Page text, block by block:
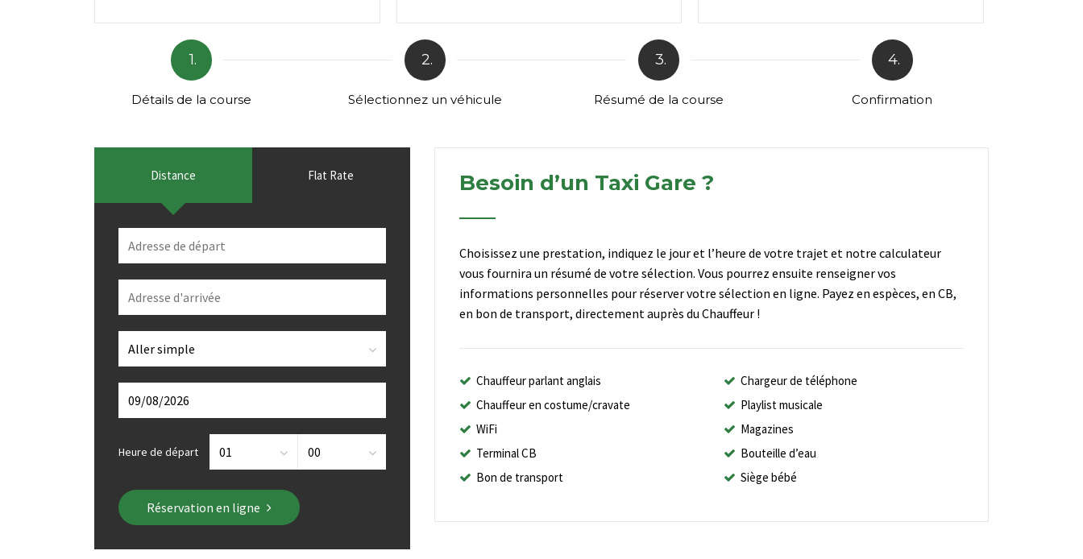
1.
Détails de la course
2.
Sélectionnez un véhicule
3.
Résumé de la course
4.
Confirmation
Distance Flat Rate
Heure de départ
Réservation en ligne
Besoin d’un Taxi Gare ?
Choisissez une prestation, indiquez le jour et l’heure de votre trajet et notre calculateur
vous fournira un résumé de votre sélection. Vous pourrez ensuite renseigner vos
informations personnelles pour réserver votre sélection en ligne. Payez en espèces, en CB,
en bon de transport, directement auprès du Chauffeur !
Chauffeur parlant anglais
Chauffeur en costume/cravate
WiFi
Terminal CB
Bon de transport
Chargeur de téléphone
Playlist musicale
Magazines
Bouteille d’eau
Siège bébé